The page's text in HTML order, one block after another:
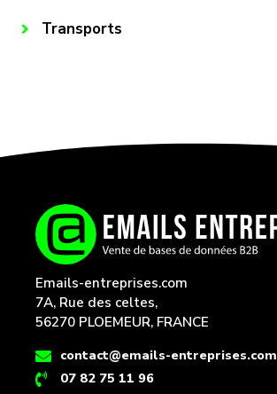
Transports
Emails-entreprises.com
7A, Rue des celtes,
56270 PLOEMEUR, FRANCE
contact@emails-entreprises.com
07 82 75 11 96